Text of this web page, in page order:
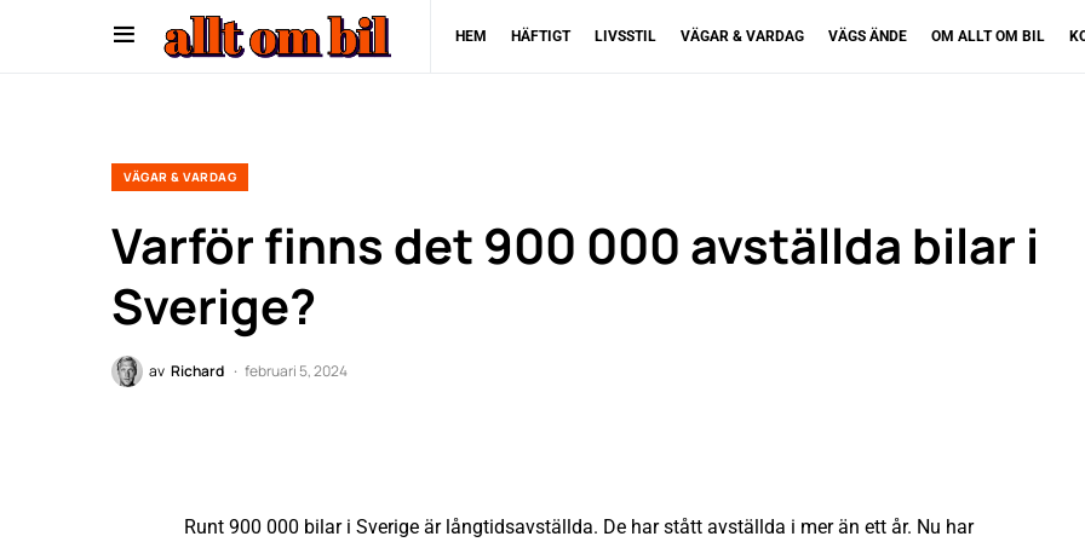
HEM HÄFTIGT LIVSSTIL VÄGAR & VARDAG VÄGS ÄNDE OM ALLT OM BIL
VÄGAR & VARDAG
Varför finns det 900 000 avställda bilar i
Sverige?
av Richard februari 5, 2024
Runt 900 000 bilar i Sverige är långtidsavställda. De har stått avställda i mer än ett år. Nu har